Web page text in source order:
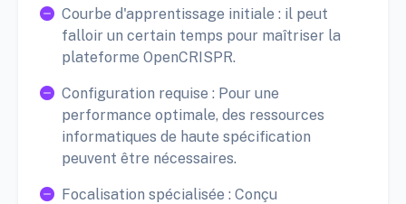
Courbe d'apprentissage initiale : il peut
falloir un certain temps pour maîtriser la
plateforme OpenCRISPR.
Configuration requise : Pour une
performance optimale, des ressources
informatiques de haute spécification
peuvent être nécessaires.
Focalisation spécialisée : Conçu